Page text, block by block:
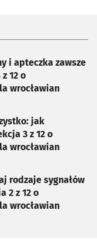
i apteczka zawsze
12 o
wrocławian
jak
3 z 12 o
wrocławian
rodzaje sygnałów
2 z 12 o
wrocławian